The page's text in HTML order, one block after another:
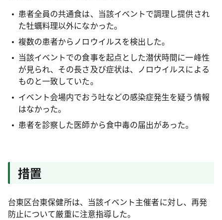
患者全員の共通食は、当該イベントで調理し提供され
た牡蠣料理以外になかった。
複数の患者からノロウイルスを検出した。
当該イベントでの食事を起点とした潜伏時間に一峰性
が見られ、その長さ及び症状は、ノロウイルスによる
ものと一致していた。
イベント会場内でおう吐などの感染症発生を疑う情報
はなかった。
患者を診察した医師から食中毒の届出があった。
措置
台東区台東保健所は、当該イベント主催者に対し、再発
防止について厳重に注意指導した。